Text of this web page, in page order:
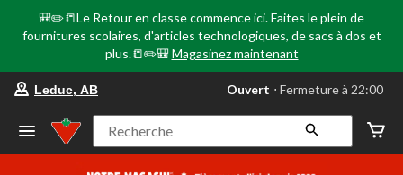
🎒✏️📒Le Retour en classe commence ici. Faites le plein de
fournitures scolaires, d'articles technologiques, de sacs à dos et
plus.📒✏️🎒 Magasinez maintenant
votre
préféré
Leduc,
AB,
Leduc, AB Ouvert ⋅ Fermeture à 22:00
Recherche